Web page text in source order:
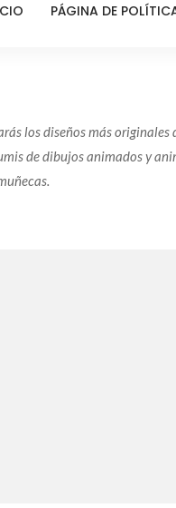
PÁGINA DE
los diseños más
de dibujos animados y